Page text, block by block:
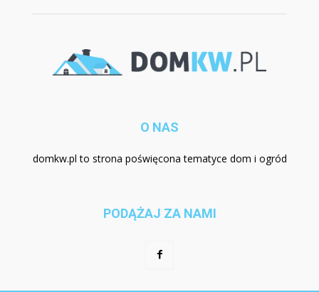
O NAS
domkw.pl to strona poświęcona tematyce dom i ogród
PODĄŻAJ ZA NAMI